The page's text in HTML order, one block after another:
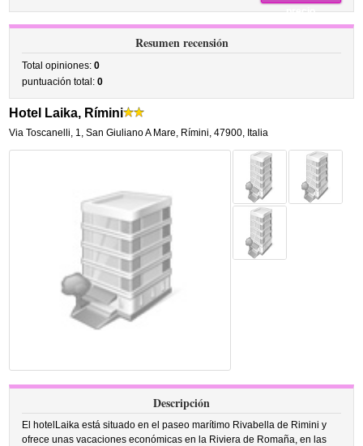
precio
Resumen recensión
Total opiniones:0
puntuación total:0
Hotel Laika, Rímini
Via Toscanelli, 1,San Giuliano A Mare, Rímini,47900, Italia
Descripción
El hotelLaika está situado en el paseo marítimo Rivabella de Rimini y
ofrece unas vacaciones económicas en la Riviera de Romaña, en las